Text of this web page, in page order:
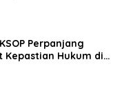
Perpanjang
Kepastian Hukum di